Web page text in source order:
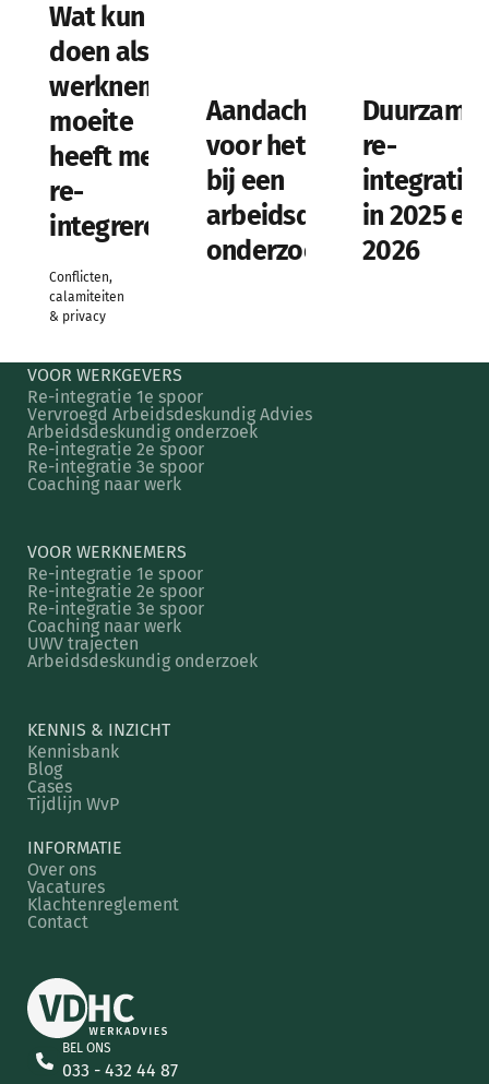
Wat kun je
doen als je
werknemer
moeite
heeft met
re-
integreren?
Conflicten,
calamiteiten
& privacy
Aandachtspunten
voor het gesprek
bij een
arbeidsdeskundig
onderzoek
Duurzame
re-
integratie
in 2025 en
2026
VOOR WERKGEVERS
Re-integratie 1e spoor
Vervroegd Arbeidsdeskundig Advies
Arbeidsdeskundig onderzoek
Re-integratie 2e spoor
Re-integratie 3e spoor
Coaching naar werk
VOOR WERKNEMERS
Re-integratie 1e spoor
Re-integratie 2e spoor
Re-integratie 3e spoor
Coaching naar werk
UWV trajecten
Arbeidsdeskundig onderzoek
KENNIS & INZICHT
Kennisbank
Blog
Cases
Tijdlijn WvP
INFORMATIE
Over ons
Vacatures
Klachtenreglement
Contact
BEL ONS
033 - 432 44 87